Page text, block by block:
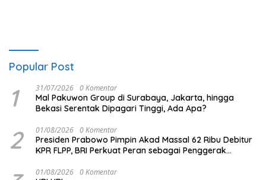
Popular Post
1 31/07/2026 0 Komentar
Mal Pakuwon Group di Surabaya, Jakarta, hingga
Bekasi Serentak Dipagari Tinggi, Ada Apa?
2 01/08/2026 0 Komentar
Presiden Prabowo Pimpin Akad Massal 62 Ribu Debitur
KPR FLPP, BRI Perkuat Peran sebagai Penggerak
01/08/2026 0 Komentar